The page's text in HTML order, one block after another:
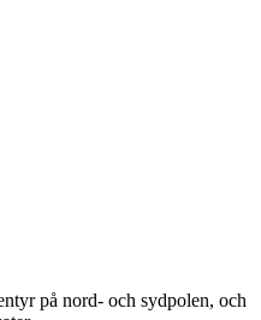
på nord- och sydpolen, och